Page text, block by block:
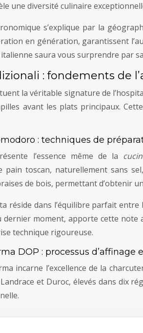
une diversité culinaire
s’explique par la
en génération, garantissent
saura vous surprendre par
: fondements de
la véritable signature de
avant les plats principaux.
: techniques de
l’essence même de la
pain toscan, naturellement sans
de bois, permettant d’obtenir
réside dans l’équilibre parfait
dernier moment, apporte cette
technique rigoureuse.
DOP : processus d’affinage
incarne l’excellence de la
et Duroc, élevés dans dix